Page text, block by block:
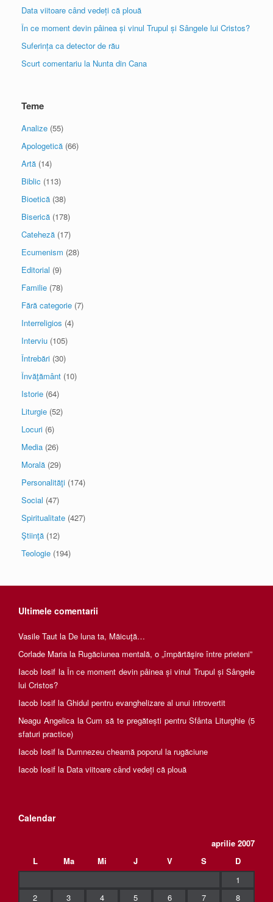
Data viitoare când vedeți că plouă
În ce moment devin pâinea și vinul Trupul și Sângele lui Cristos?
Suferința ca detector de rău
Scurt comentariu la Nunta din Cana
Teme
Analize (55)
Apologetică (66)
Artă (14)
Biblic (113)
Bioetică (38)
Biserică (178)
Cateheză (17)
Ecumenism (28)
Editorial (9)
Familie (78)
Fără categorie (7)
Interreligios (4)
Interviu (105)
Întrebări (30)
Învăţământ (10)
Istorie (64)
Liturgie (52)
Locuri (6)
Media (26)
Morală (29)
Personalităţi (174)
Social (47)
Spiritualitate (427)
Ştiinţă (12)
Teologie (194)
Ultimele comentarii
Vasile Taut la De luna ta, Măicuţă…
Corlade Maria la Rugăciunea mentală, o „împărtăşire între prieteni”
Iacob Iosif la În ce moment devin pâinea și vinul Trupul și Sângele
lui Cristos?
Iacob Iosif la Ghidul pentru evanghelizare al unui introvertit
Neagu AngelicalaCum să te pregătești pentru Sfânta Liturghie (5
sfaturi practice)
Iacob Iosif la Dumnezeu cheamă poporul la rugăciune
Iacob Iosif la Data viitoare când vedeți că plouă
Calendar
aprilie 2007
L
Ma Mi J V S
D
1
2
3 4 5 6 7 8